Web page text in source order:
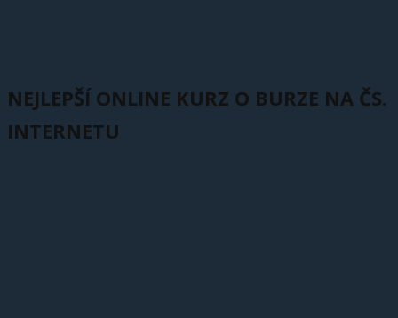
NEJLEPŠÍ ONLINE KURZ O BURZE NA ČS.
INTERNETU